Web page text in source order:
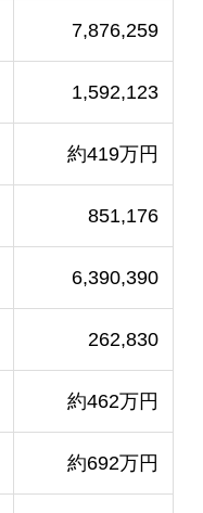
7,876,259
1,592,123
約419万円
851,176
6,390,390
262,830
約462万円
約692万円